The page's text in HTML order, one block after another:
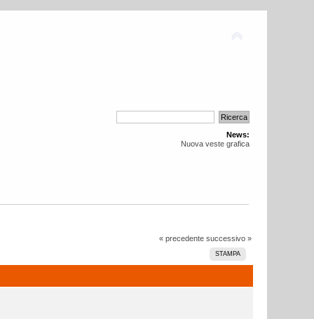
News:
Nuova veste grafica
« precedente successivo »
STAMPA